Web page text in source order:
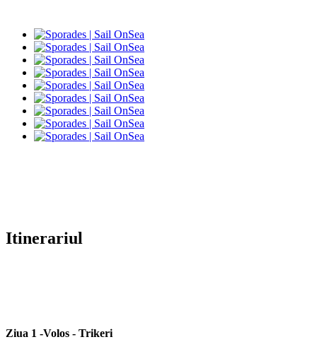
Itinerariul
Ziua 1 -Volos - Trikeri